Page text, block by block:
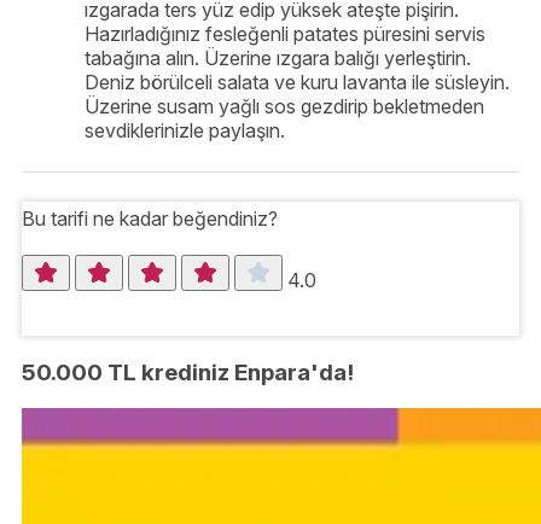
ızgarada ters yüz edip yüksek ateşte pişirin.
Hazırladığınız fesleğenli patates püresini servis
tabağına alın. Üzerine ızgara balığı yerleştirin.
Deniz börülceli salata ve kuru lavanta ile süsleyin.
Üzerine susam yağlı sos gezdirip bekletmeden
sevdiklerinizle paylaşın.
Bu tarifi ne kadar beğendiniz?
4.0
50.000 TL krediniz Enpara'da!